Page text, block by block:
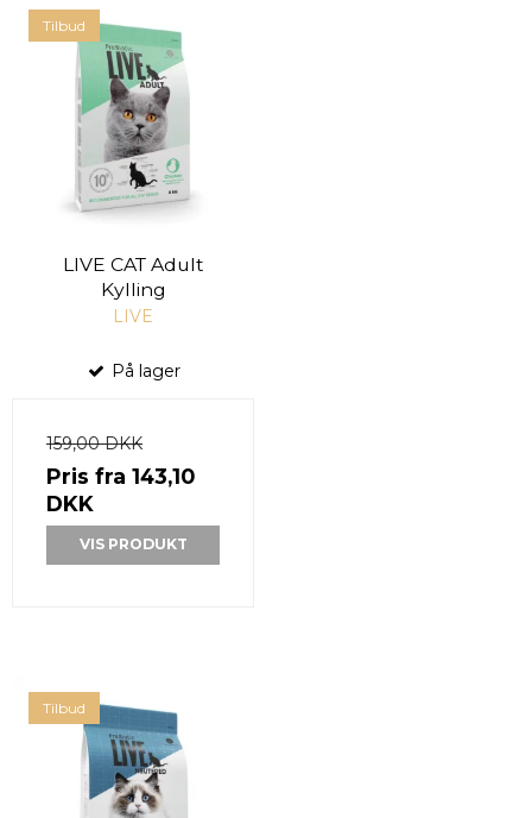
Tilbud
LIVE CAT Adult
Kylling
LIVE
På lager
159,00 DKK
Pris fra 143,10
DKK
VIS PRODUKT
Tilbud